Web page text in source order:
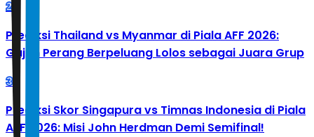
2
Prediksi Thailand vs Myanmar di Piala AFF 2026:
Gajah Perang Berpeluang Lolos sebagai Juara Grup
3
Prediksi Skor Singapura vs Timnas Indonesia di Piala
AFF 2026: Misi John Herdman Demi Semifinal!